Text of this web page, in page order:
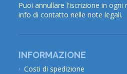
Puoi annullare l'iscrizione in
info di contatto nelle note legali.
INFORMAZIONE
Costi di spedizione